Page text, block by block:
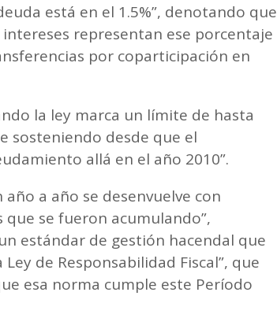
está en el 1.5%”, denotando que
representan ese porcentaje
por coparticipación en
la ley marca un límite de hasta
sosteniendo desde que el
allá en el año 2010”.
a año se desenvuelve con
que se fueron acumulando”,
estándar de gestión hacendal que
de Responsabilidad Fiscal”, que
esa norma cumple este Período